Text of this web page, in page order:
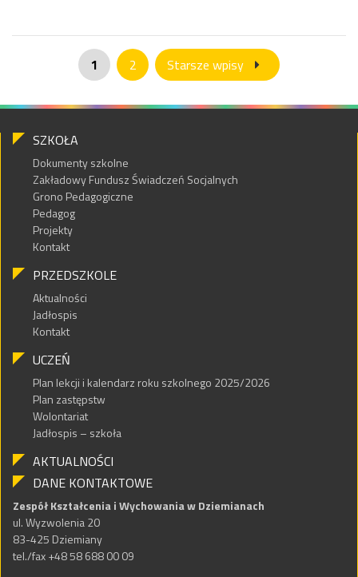
1 2 Starsze wpisy
SZKOŁA
Dokumenty szkolne
Zakładowy Fundusz Świadczeń Socjalnych
Grono Pedagogiczne
Pedagog
Projekty
Kontakt
PRZEDSZKOLE
Aktualności
Jadłospis
Kontakt
UCZEŃ
Plan lekcji i kalendarz roku szkolnego 2025/2026
Plan zastępstw
Wolontariat
Jadłospis – szkoła
AKTUALNOŚCI
DANE KONTAKTOWE
Zespół Kształcenia i Wychowania w Dziemianach
ul. Wyzwolenia 20
83-425 Dziemiany
tel./fax +48 58 688 00 09